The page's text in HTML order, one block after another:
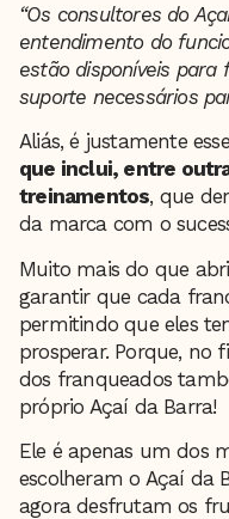
“Os consultores do
entendimento do
estão disponíveis
suporte necessários
Aliás, é justamente
que inclui, entre
treinamentos, que
da marca com o
Muito mais do que
garantir que cada
permitindo que eles
prosperar. Porque, no
dos franqueados
próprio Açaí da Barra!
Ele é apenas um dos
escolheram o Açaí da
agora desfrutam os